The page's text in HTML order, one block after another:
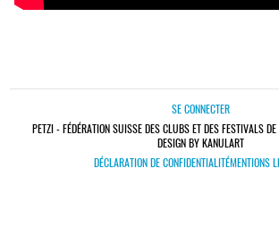
SE CONNECTER
PETZI - FÉDÉRATION SUISSE DES CLUBS ET DES FESTIVALS
DESIGN BY KANULART
DÉCLARATION DE CONFIDENTIALITÉMENTIONS